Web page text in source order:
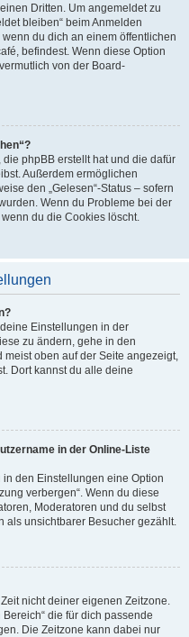
Dritten. Um angemeldet zu
bleiben“ beim Anmelden
du dich an einem öffentlichen
befindest. Wenn diese Option
von der Board-
phpBB erstellt hat und die dafür
Außerdem ermöglichen
den „Gelesen“-Status – sofern
Wenn du Probleme bei der
du die Cookies löscht.
Einstellungen in der
zu ändern, gehe in den
meist oben auf der Seite angezeigt,
Dort kannst du alle deine
in der Online-Liste
den Einstellungen eine Option
verbergen“. Wenn du diese
Moderatoren und du selbst
als unsichtbarer Besucher gezählt.
nicht deiner eigenen Zeitzone.
die für dich passende
Die Zeitzone kann dabei nur